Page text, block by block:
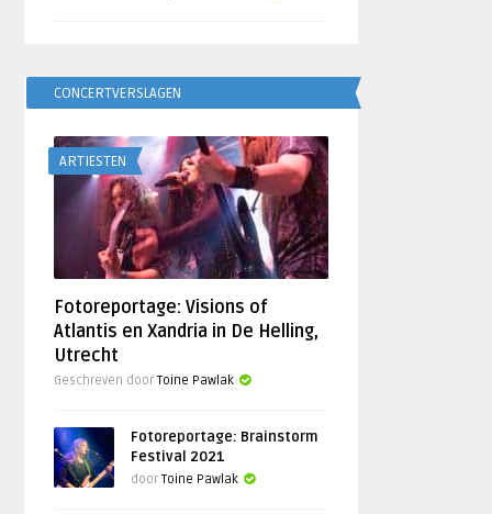
CONCERTVERSLAGEN
ARTIESTEN
Fotoreportage: Visions of
Atlantis en Xandria in De Helling,
Utrecht
Geschreven doorToine Pawlak
Fotoreportage: Brainstorm
Festival 2021
doorToine Pawlak